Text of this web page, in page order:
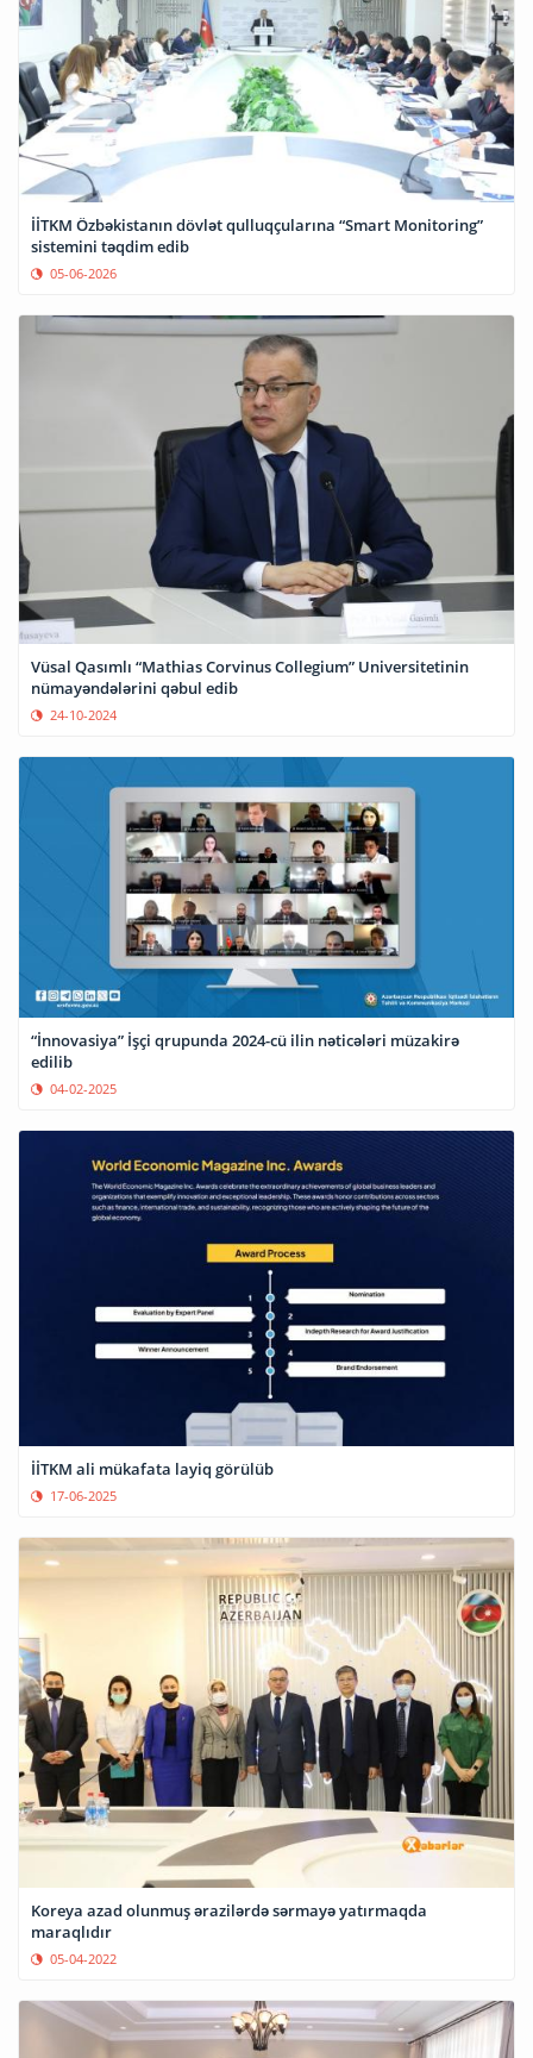
İİTKM Özbəkistanın dövlət qulluqçularına “Smart Monitoring”
sistemini təqdim edib
05-06-2026
Vüsal Qasımlı “Mathias Corvinus Collegium” Universitetinin
nümayəndələrini qəbul edib
24-10-2024
“İnnovasiya” İşçi qrupunda 2024-cü ilin nəticələri müzakirə
edilib
04-02-2025
İİTKM ali mükafata layiq görülüb
17-06-2025
Koreya azad olunmuş ərazilərdə sərmayə yatırmaqda
maraqlıdır
05-04-2022